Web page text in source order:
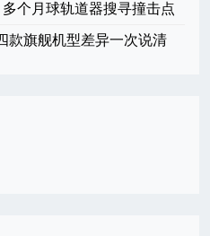
个月球轨道器搜寻撞击点
款旗舰机型差异一次说清